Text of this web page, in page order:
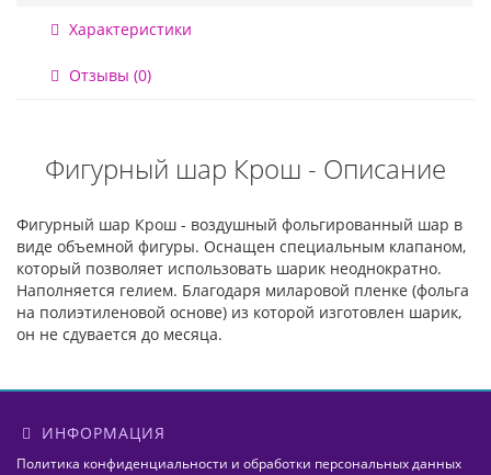
Характеристики
Отзывы (0)
Фигурный шар Крош - Описание
Фигурный шар Крош - воздушный фольгированный шар в
виде объемной фигуры. Оснащен специальным клапаном,
который позволяет использовать шарик неоднократно.
Наполняется гелием. Благодаря миларовой пленке (фольга
на полиэтиленовой основе) из которой изготовлен шарик,
он не сдувается до месяца.
ИНФОРМАЦИЯ
Политика конфиденциальности и обработки персональных данных